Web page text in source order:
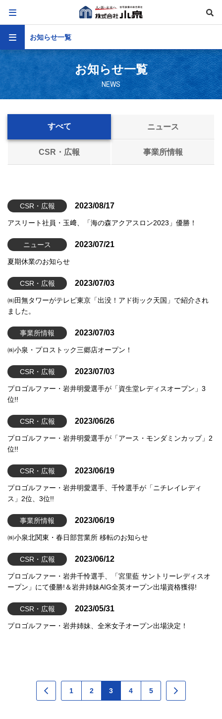
お知らせ一覧
NEWS
お知らせ一覧
すべて ニュース
CSR・広報 事業所情報
CSR・広報 2023/08/17
アスリート社員・玉﨑、「海の森アクアスロン2023」優勝！
ニュース 2023/07/21
夏期休業のお知らせ
CSR・広報 2023/07/03
㈱田無タワーがテレビ東京「出没！アド街ック天国」で紹介され
ました。
事業所情報 2023/07/03
㈱小泉・プロストック三郷店オープン！
CSR・広報 2023/07/03
プロゴルファー・岩井明愛選手が「資生堂レディスオープン」3
位!!
CSR・広報 2023/06/26
プロゴルファー・岩井明愛選手が「アース・モンダミンカップ」2
位!!
CSR・広報 2023/06/19
プロゴルファー・岩井明愛選手、千怜選手が「ニチレイレディ
ス」2位、3位!!
事業所情報 2023/06/19
㈱小泉北関東・春日部営業所 移転のお知らせ
CSR・広報 2023/06/12
プロゴルファー・岩井千怜選手、「宮里藍 サントリーレディスオ
ープン」にて優勝!＆岩井姉妹AIG全英オープン出場資格獲得!
CSR・広報 2023/05/31
プロゴルファー・岩井姉妹、全米女子オープン出場決定！
1 2 3 4 5